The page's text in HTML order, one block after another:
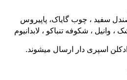
سفید ، چوب گایاک، پاپیروس
، وانیل ، شکوفه تنباکو ، لابدانیوم
اسپری دار ارسال میشوند.